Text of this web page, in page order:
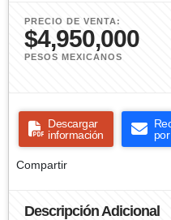
PRECIO DE VENTA:
$4,950,000
PESOS MEXICANOS
Descargar
información
Compartir
Descripción Adicional